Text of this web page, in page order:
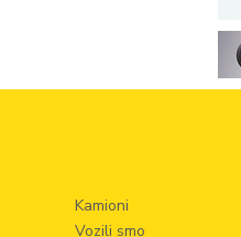
Kamioni
Vozili smo